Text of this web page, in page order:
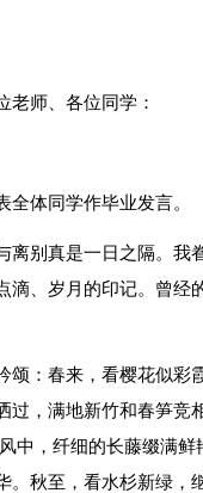
老师、各位同学：
全体同学作毕业发言。
离别真是一日之隔。我
滴、岁月的印记。曾
颂：春来，看樱花似彩
过，满地新竹和春笋竞
中，纤细的长藤缀满
。秋至，看水杉新绿，